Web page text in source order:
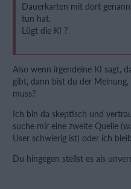
Dauerkarten mit dort
tun hat.
Lügt die KI ?
Also wenn irgendeine KI sagt,
gibt, dann bist du der
muss?
Ich bin da skeptisch und
suche mir eine zweite Quelle
User schwierig ist) oder ich
Du hingegen stellst es als